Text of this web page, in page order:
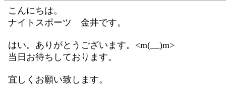
こんにちは。
ナイトスポーツ 金井です。
はい。ありがとうございます。<m(__)m>
当日お待ちしております。
宜しくお願い致します。